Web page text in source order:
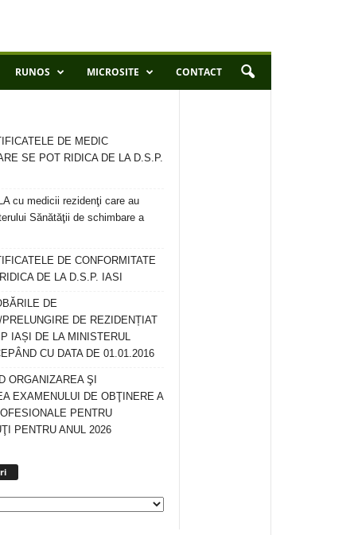
RUNOS MICROSITE CONTACT
DE MEDIC
SE POT RIDICA DE LA D.S.P.
cu medicii rezidenţi care au
Sănătăţii de schimbare a
DE CONFORMITATE
DE LA D.S.P. IASI
DE
PRELUNGIRE DE REZIDENȚIAT
IAȘI DE LA MINISTERUL
CU DATA DE 01.01.2016
ORGANIZAREA ŞI
EXAMENULUI DE OBŢINERE A
PENTRU
PENTRU ANUL 2026